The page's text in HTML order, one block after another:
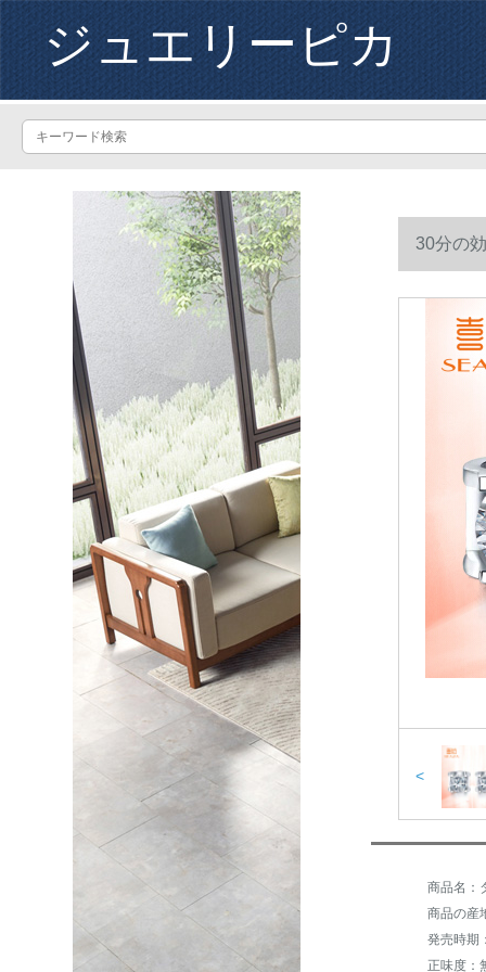
ジュエリーピカ
30分の
す。
<
商品名：
商品の産
発売時期
正味度：